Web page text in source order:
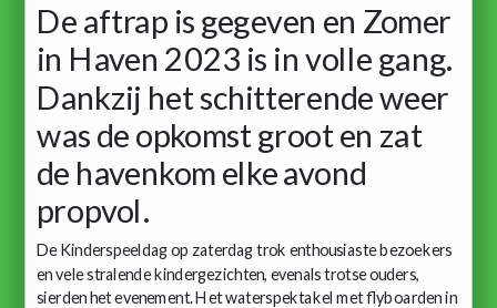
De aftrap is gegeven en Zomer
in Haven 2023 is in volle gang.
Dankzij het schitterende weer
was de opkomst groot en zat
de havenkom elke avond
propvol.
De Kinderspeeldag op zaterdag trok enthousiaste bezoekers
en vele stralende kindergezichten, evenals trotse ouders,
sierden het evenement. Het waterspektakel met flyboarden in